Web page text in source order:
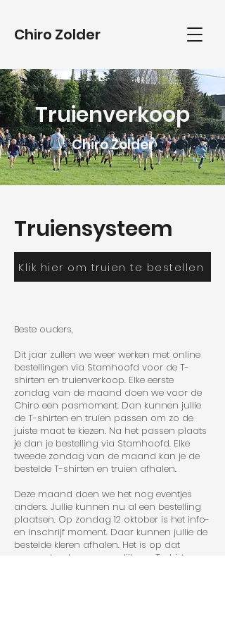
Chiro Zolder
Truienverkoop
Chiro Zolder
Truiensysteem
Klik hier om truien te bestellen
Beste ouders,
Dit jaar zullen we weer werken met online
bestellingen via Stamhoofd voor de T-
shirten en truienverkoop. Elke eerste
zondag van de maand doen we voor de
Chiro een pasmoment. Dan kunnen jullie
de T-shirten en truien passen om zo de
juiste maat te kiezen. Na het passen plaats
je dan je bestelling via Stamhoofd. Elke
tweede zondag van de maand kan je de
bestelde T-shirten en truien afhalen.
Deze maand doen we het nog eventjes
anders. Jullie kunnen nu al een bestelling
plaatsen. Op zondag 12 oktober is het info-
en inschrijf moment. Daar kunnen jullie de
bestelde kleren afhalen. Het is op dat
moment ook nog mogelijk om T-shirten en